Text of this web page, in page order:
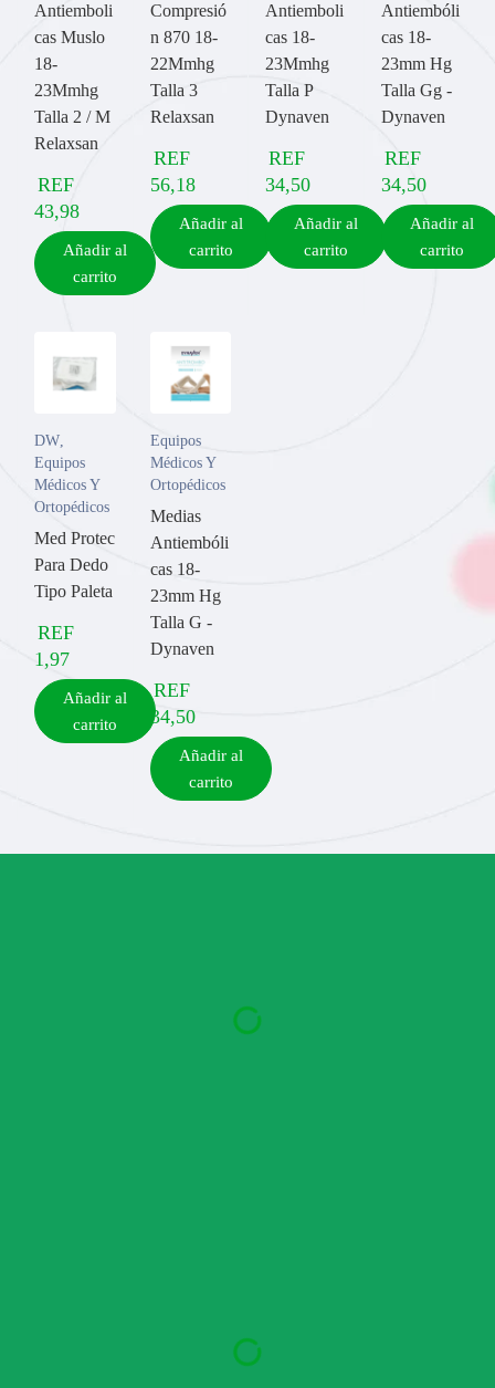
Antiemboli
cas Muslo
18-
23Mmhg
Talla 2 / M
Relaxsan
REF
43,98
Añadir al
carrito
Compresió
n 870 18-
22Mmhg
Talla 3
Relaxsan
REF
56,18
Añadir al
carrito
Antiemboli
cas 18-
23Mmhg
Talla P
Dynaven
REF
34,50
Añadir al
carrito
Antiembóli
cas 18-
23mm Hg
Talla Gg -
Dynaven
REF
34,50
Añadir al
carrito
DW
Equipos
Médicos Y
Ortopédicos
Med Protec
Para Dedo
Tipo Paleta
REF
1,97
Añadir al
carrito
Equipos
Médicos Y
Ortopédicos
Medias
Antiembóli
cas 18-
23mm Hg
Talla G -
Dynaven
REF
34,50
Añadir al
carrito